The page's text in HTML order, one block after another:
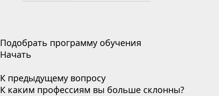
Подобрать программу обучения
Начать
К предыдущему вопросу
К каким профессиям вы больше склонны?